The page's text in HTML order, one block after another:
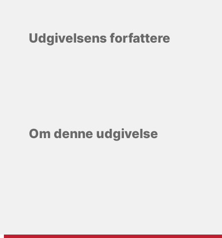
Udgivelsens forfattere
Om denne udgivelse